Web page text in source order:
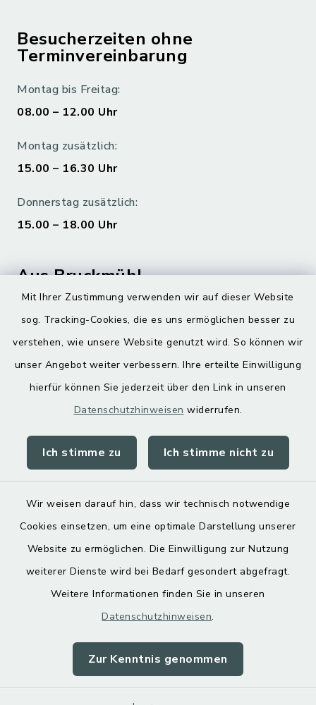
Mit Ihrer Zustimmung verwenden wir auf dieser Website
sog. Tracking-Cookies, die es uns ermöglichen besser zu
verstehen, wie unsere Website genutzt wird. So können wir
unser Angebot weiter verbessern. Ihre erteilte Einwilligung
hierfür können Sie jederzeit über den Link in unseren
Datenschutzhinweisen widerrufen.
Ich stimme zu Ich stimme nicht zu
Wir weisen darauf hin, dass wir technisch notwendige
Cookies einsetzen, um eine optimale Darstellung unserer
Website zu ermöglichen. Die Einwilligung zur Nutzung
weiterer Dienste wird bei Bedarf gesondert abgefragt.
Weitere Informationen finden Sie in unseren
Datenschutzhinweisen.
Zur Kenntnis genommen
Besucherzeiten ohne
Terminvereinbarung
Montag bis Freitag:
08.00 – 12.00 Uhr
Montag zusätzlich:
15.00 – 16.30 Uhr
Donnerstag zusätzlich:
15.00 – 18.00 Uhr
Aus Bruckmühl
Digitaler Ortsplan
Kontakt
Datenschutz
Impressum
Sitemap
Cookie-Einstellungen